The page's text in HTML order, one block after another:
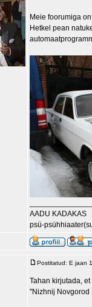
Meie foorumiga
Hetkel pean
AADU KADAKAS
psü-
Postitatud: E jaan
Tahan kirjutada,
"Nizhnij Novgorod